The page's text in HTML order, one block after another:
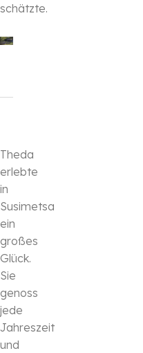
schätzte.
Theda
erlebte
in
Susimetsa
ein
großes
Glück.
Sie
genoss
jede
Jahreszeit
und